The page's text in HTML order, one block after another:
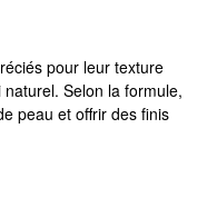
pour leur texture
Selon la formule,
peau et offrir des finis